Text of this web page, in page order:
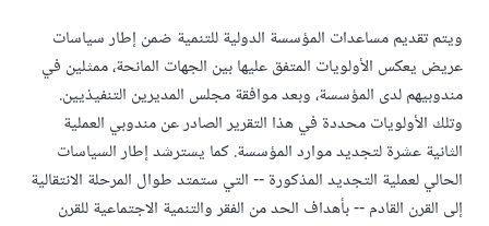
ويتم تقديم مساعدات المؤسسة الدولية للتنمية ضمن إطار سياسات
عريض يعكس الأولويات المتفق عليها بين الجهات المانحة، ممثلين في
مندوبيهم لدى المؤسسة، وبعد موافقة مجلس المديرين التنفيذيين.
وتلك الأولويات محددة في هذا التقرير الصادر عن مندوبي العملية
الثانية عشرة لتجديد موارد المؤسسة. كما يسترشد إطار السياسات
الحالي لعملية التجديد المذكورة -- التي ستمتد طوال المرحلة الانتقالية
إلى القرن القادم -- بأهداف الحد من الفقر والتنمية الاجتماعية للقرن